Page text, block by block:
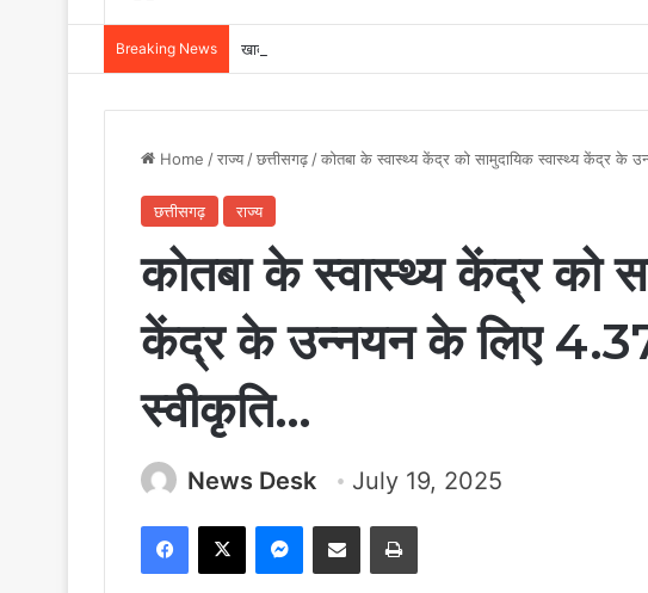
Breaking News खाद, बीज और उर्वरकों की समय पर उपलब्धता से किसानों में उत्साह, नैनो
Home /राज्य/छत्तीसगढ़/कोतबा के स्वास्थ्य केंद्र को सामुदायिक स्वास्थ्य केंद्र के
छत्तीसगढ़ राज्य
कोतबा के स्वास्थ्य केंद्र को
केंद्र के उन्नयन के लिए
स्वीकृति…
News Desk July 19, 2025
Facebook
X Messenger
Share via Email Print